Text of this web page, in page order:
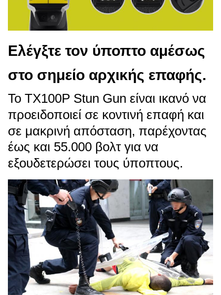
Ελέγξτε τον ύποπτο αμέσως
στο σημείο αρχικής επαφής.
Το TX100P Stun Gun είναι ικανό να
προειδοποιεί σε κοντινή επαφή και
σε μακρινή απόσταση, παρέχοντας
έως και 55.000 βολτ για να
εξουδετερώσει τους ύποπτους.